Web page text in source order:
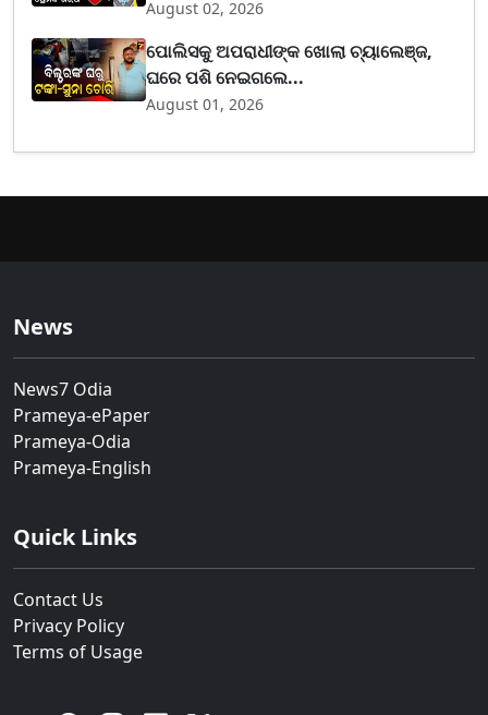
August 02, 2026
ପୋଲିସକୁ ଅପରାଧୀଙ୍କ ଖୋଲା ଚ୍ୟାଲେଞ୍ଜ,
ଘରେ ପଶି ନେଇଗଲେ...
August 01, 2026
News
News7 Odia
Prameya-ePaper
Prameya-Odia
Prameya-English
Quick Links
Contact Us
Privacy Policy
Terms of Usage